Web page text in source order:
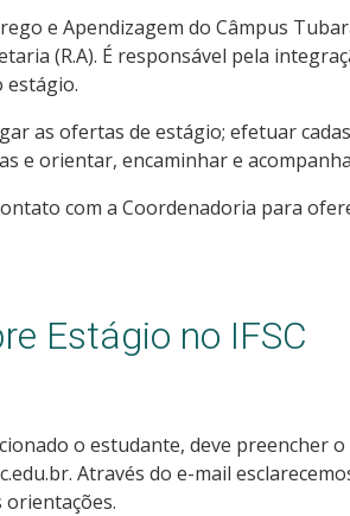
e Apendizagem do Câmpus
(R.A). É responsável pela
estágio.
as ofertas de estágio; efetuar
e orientar, encaminhar e
com a Coordenadoria para
Estágio no IFSC
o estudante, deve preencher o
Através do e-mail
orientações.